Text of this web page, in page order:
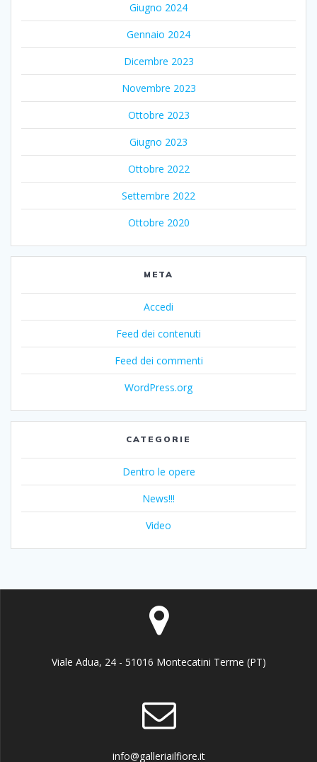
Giugno 2024
Gennaio 2024
Dicembre 2023
Novembre 2023
Ottobre 2023
Giugno 2023
Ottobre 2022
Settembre 2022
Ottobre 2020
META
Accedi
Feed dei contenuti
Feed dei commenti
WordPress.org
CATEGORIE
Dentro le opere
News!!!
Video
Viale Adua, 24 - 51016 Montecatini Terme (PT)
info@galleriailfiore.it